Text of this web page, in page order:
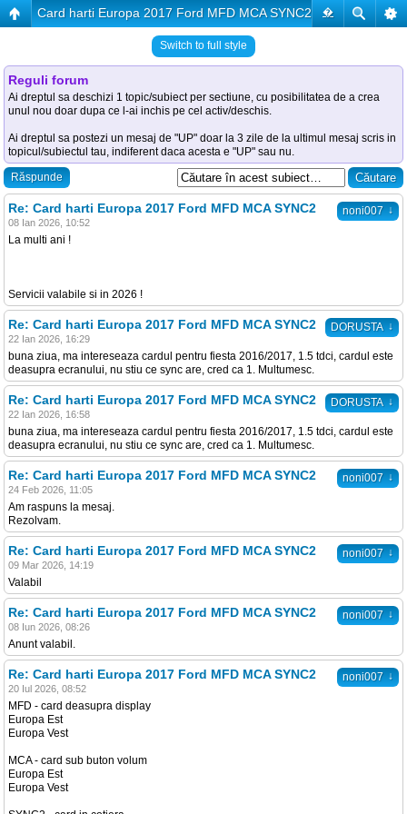
�
Card harti Europa 2017 Ford MFD MCA SYNC2
Switch to full style
Reguli forum
Ai dreptul sa deschizi 1 topic/subiect per sectiune, cu posibilitatea de a crea
unul nou doar dupa ce l-ai inchis pe cel activ/deschis.
Ai dreptul sa postezi un mesaj de "UP" doar la 3 zile de la ultimul mesaj scris in
topicul/subiectul tau, indiferent daca acesta e "UP" sau nu.
Răspunde
noni007 ↓
Re: Card harti Europa 2017 Ford MFD MCA SYNC2
08 Ian 2026, 10:52
La multi ani !
Servicii valabile si in 2026 !
DORUSTA ↓
Re: Card harti Europa 2017 Ford MFD MCA SYNC2
22 Ian 2026, 16:29
buna ziua, ma intereseaza cardul pentru fiesta 2016/2017, 1.5 tdci, cardul este
deasupra ecranului, nu stiu ce sync are, cred ca 1. Multumesc.
DORUSTA ↓
Re: Card harti Europa 2017 Ford MFD MCA SYNC2
22 Ian 2026, 16:58
buna ziua, ma intereseaza cardul pentru fiesta 2016/2017, 1.5 tdci, cardul este
deasupra ecranului, nu stiu ce sync are, cred ca 1. Multumesc.
noni007 ↓
Re: Card harti Europa 2017 Ford MFD MCA SYNC2
24 Feb 2026, 11:05
Am raspuns la mesaj.
Rezolvam.
noni007 ↓
Re: Card harti Europa 2017 Ford MFD MCA SYNC2
09 Mar 2026, 14:19
Valabil
noni007 ↓
Re: Card harti Europa 2017 Ford MFD MCA SYNC2
08 Iun 2026, 08:26
Anunt valabil.
noni007 ↓
Re: Card harti Europa 2017 Ford MFD MCA SYNC2
20 Iul 2026, 08:52
MFD - card deasupra display
Europa Est
Europa Vest
MCA - card sub buton volum
Europa Est
Europa Vest